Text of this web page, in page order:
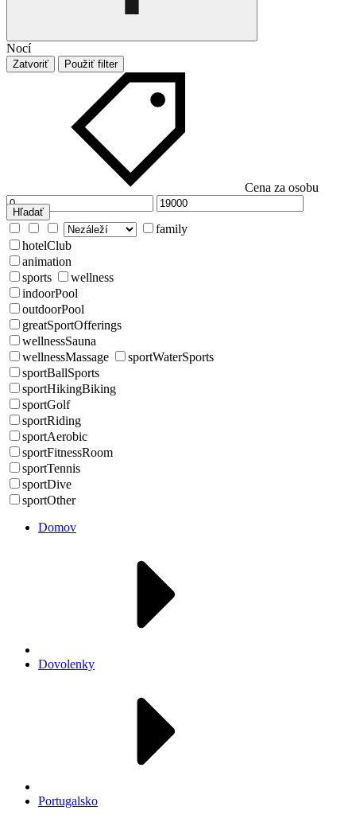
Nocí
Zatvoriť Použiť filter
Cena za osobu
Hľadať
family
hotelClub
animation
sports
wellness
indoorPool
outdoorPool
greatSportOfferings
wellnessSauna
wellnessMassage
sportWaterSports
sportBallSports
sportHikingBiking
sportGolf
sportRiding
sportAerobic
sportFitnessRoom
sportTennis
sportDive
sportOther
Domov
Dovolenky
Portugalsko